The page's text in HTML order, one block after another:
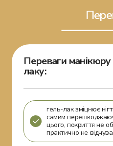
Переваги
лаку:
гель-лак зміцнює
самим
цього, покриття не
практично не